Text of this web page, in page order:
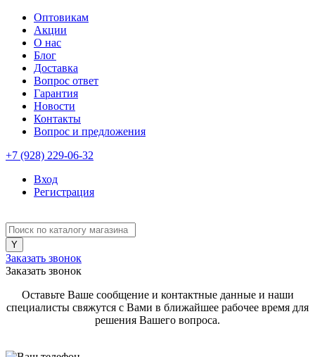
Оптовикам
Акции
О нас
Блог
Доставка
Вопрос ответ
Гарантия
Новости
Контакты
Вопрос и предложения
+7 (928) 229-06-32
Вход
Регистрация
Заказать звонок
Заказать звонок
Оставьте Ваше сообщение и контактные данные и наши
специалисты свяжутся с Вами в ближайшее рабочее время для
решения Вашего вопроса.